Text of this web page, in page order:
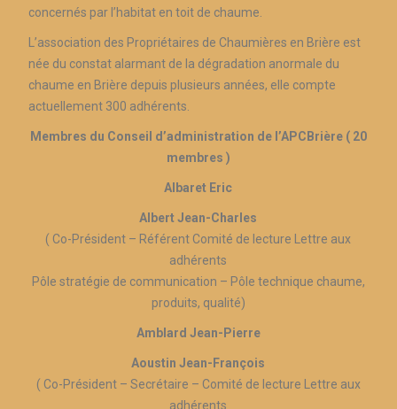
concernés par l’habitat en toit de chaume.
L’association des Propriétaires de Chaumières en Brière est
née du constat alarmant de la dégradation anormale du
chaume en Brière depuis plusieurs années, elle compte
actuellement 300 adhérents.
Membres du Conseil d’administration de l’APCBrière ( 20
membres )
Albaret Eric
Albert Jean-Charles
( Co-Président – Référent Comité de lecture Lettre aux
adhérents
Pôle stratégie de communication – Pôle technique chaume,
produits, qualité)
Amblard Jean-Pierre
Aoustin Jean-François
( Co-Président – Secrétaire – Comité de lecture Lettre aux
adhérents